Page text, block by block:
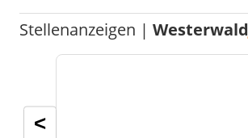
Stellenanzeigen |Westerwald
<